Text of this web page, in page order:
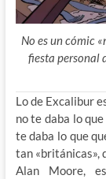
No es un cómic
fiesta personal
Lo de Excalibur
no te daba lo
te daba lo que
tan «británicas»,
Alan Moore,